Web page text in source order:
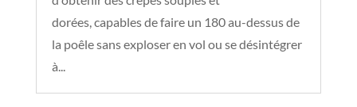
dorées, capables de faire un 180 au-dessus de
la poêle sans exploser en vol ou se désintégrer
à...